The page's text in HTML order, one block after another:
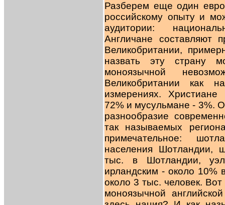
Разберем еще один
российскому опыту и
аудитории:
Англичане составляют
Великобритании,
назвать эту страну
моноязычной
Великобритании как
измерениях. Христиане
72% и мусульмане - 3%.
разнообразие
так называемых
примечательное:
населения Шотландии,
тыс. в Шотландии,
ирландским - около 10%
около 3 тыс. человек.
моноязычной